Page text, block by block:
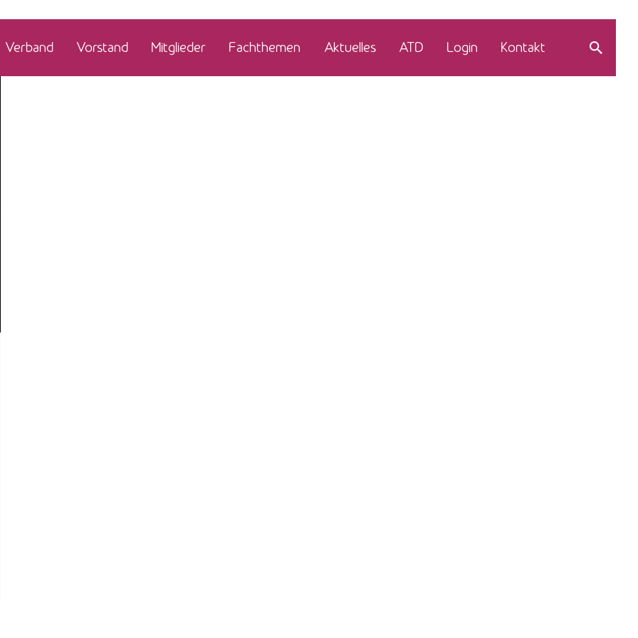
Verband Vorstand Mitglieder Fachthemen Aktuelles ATD Login Kontakt